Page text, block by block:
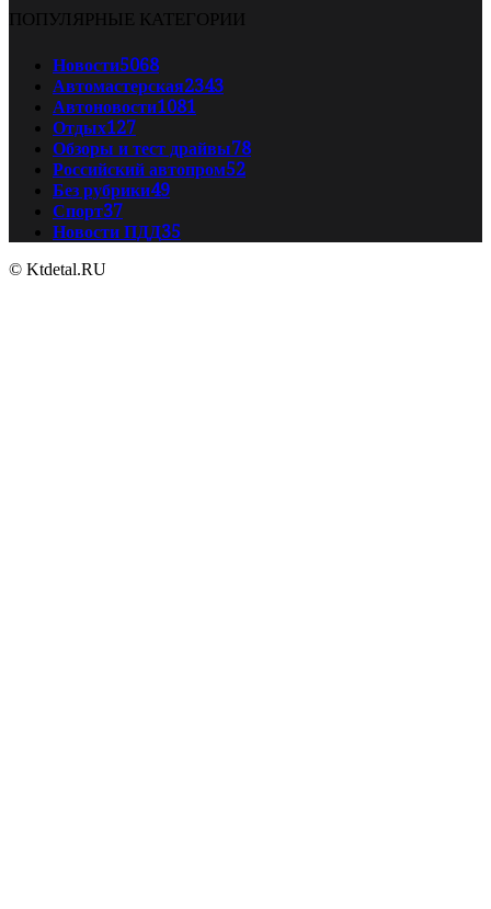
ПОПУЛЯРНЫЕ КАТЕГОРИИ
Новости5068
Автомастерская2343
Автоновости1081
Отдых127
Обзоры и тест драйвы78
Российский автопром52
Без рубрики49
Спорт37
Новости ПДД35
© Ktdetal.RU